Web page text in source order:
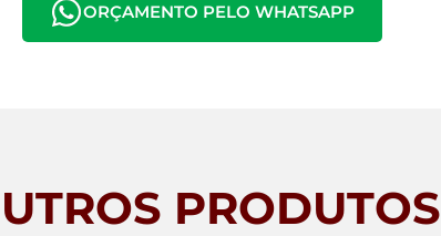
ORÇAMENTO PELO WHATSAPP
PRODUTOS